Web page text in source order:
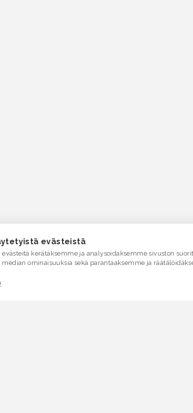
evästeistä
kerätäksemme ja analysoidaksemme sivuston
ominaisuuksia sekä parantaaksemme ja